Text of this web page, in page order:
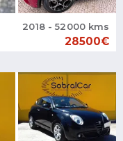
2018 - 52000 kms
28500€